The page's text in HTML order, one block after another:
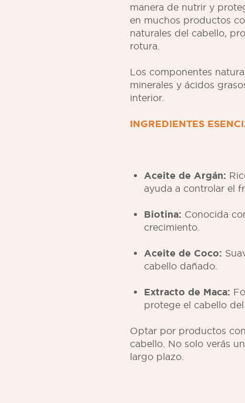
manera de nutrir y
en muchos productos
naturales del cabello,
rotura.
Los componentes
minerales y ácidos
interior.
INGREDIENTES
Aceite de Argán:
ayuda a controlar el
Biotina: Conocida
crecimiento.
Aceite de Coco:
cabello dañado.
Extracto de Maca:
protege el cabello del
Optar por productos
cabello. No solo verás
largo plazo.